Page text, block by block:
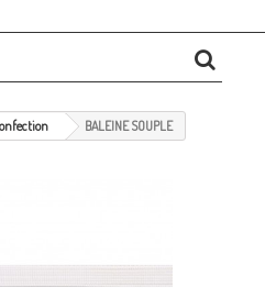
BALEINE SOUPLE